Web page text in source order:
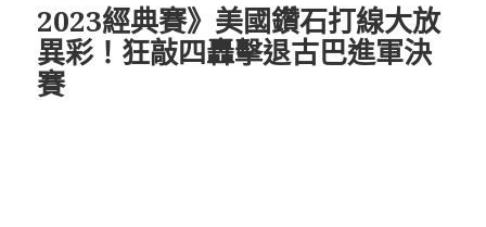
2023經典賽》美國鑽石打線大放
異彩！狂敲四轟擊退古巴進軍決
賽